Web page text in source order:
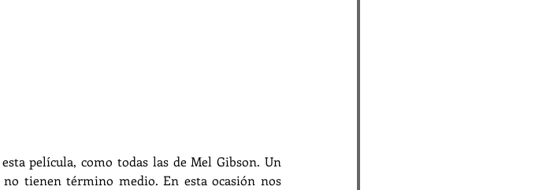
película, como todas las de Mel Gibson. Un
tienen término medio. En esta ocasión nos